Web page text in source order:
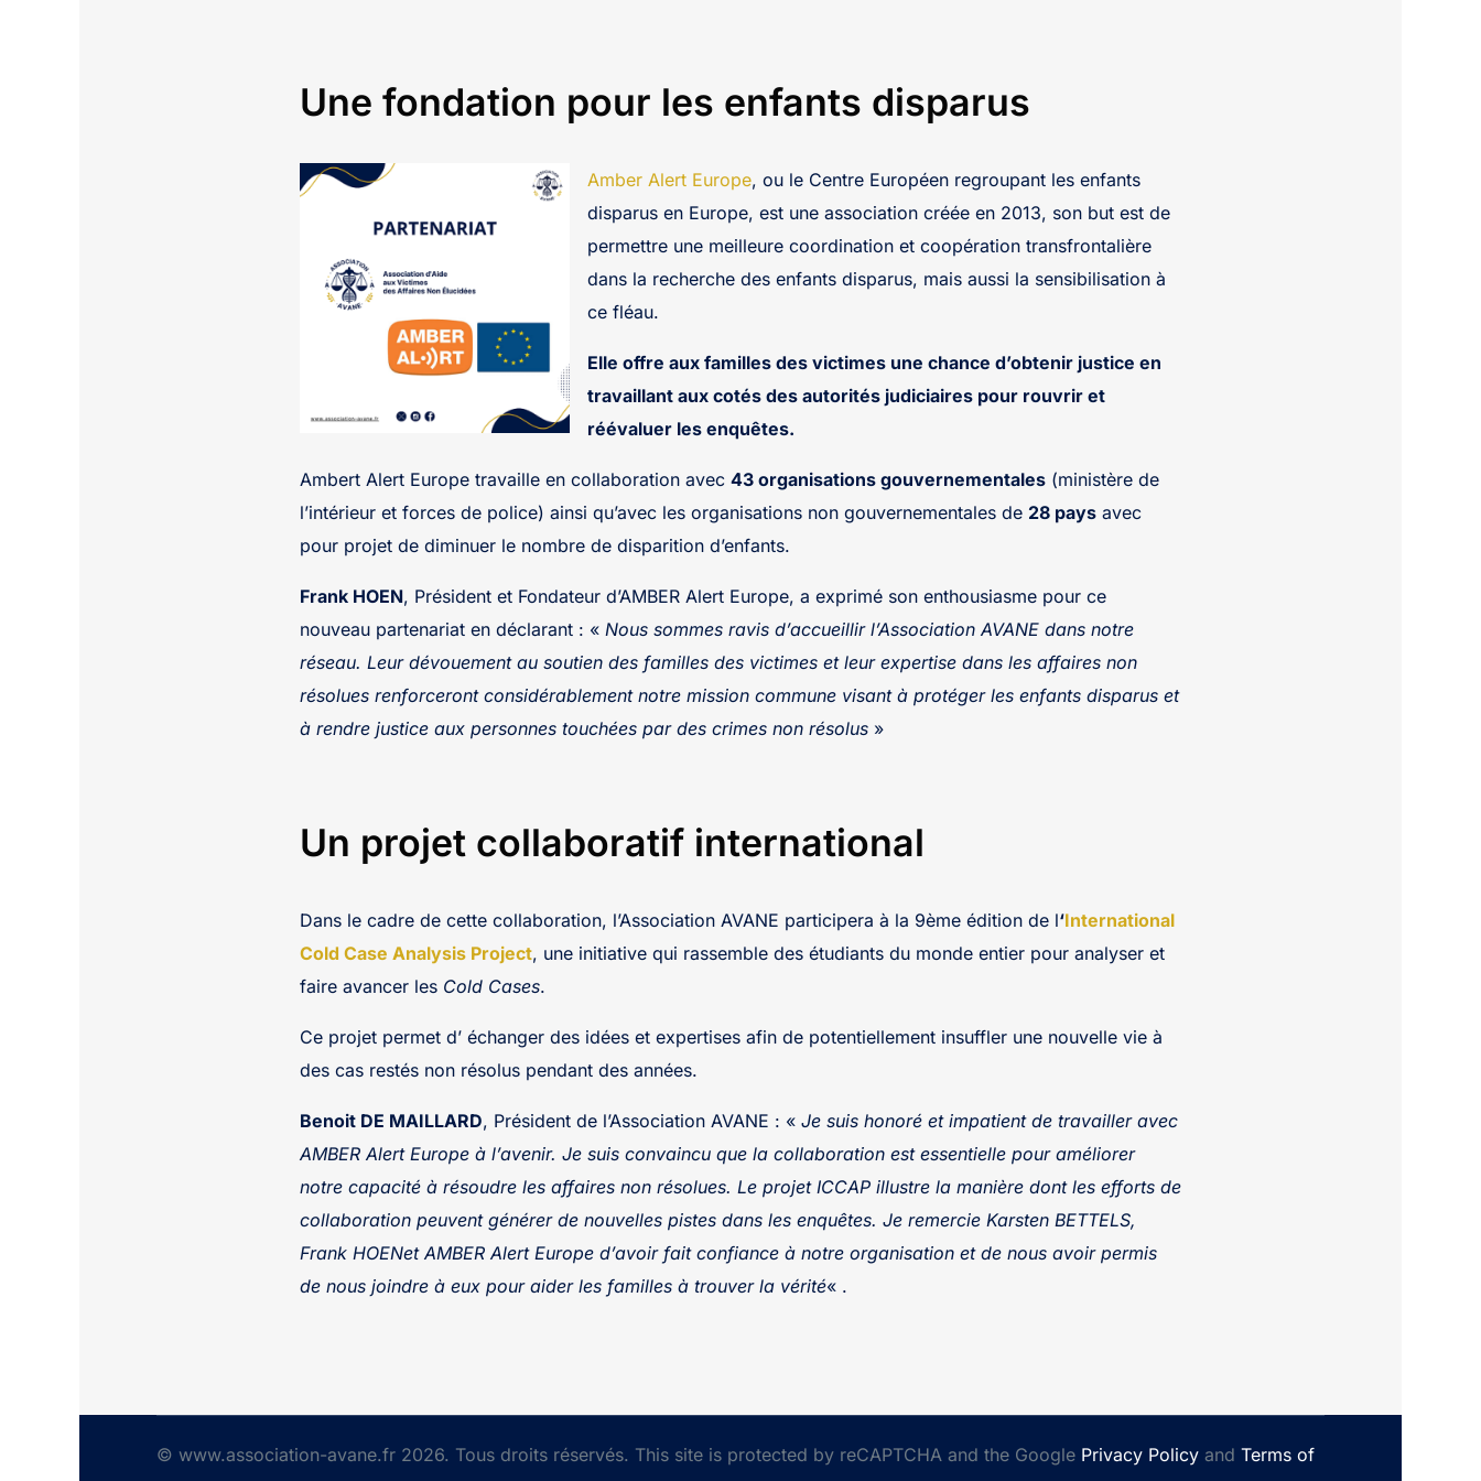
Une fondation pour les enfants disparus
Amber Alert Europe, ou le Centre Européen regroupant les enfants
disparus en Europe, est une association créée en 2013, son but est de
permettre une meilleure coordination et coopération transfrontalière
dans la recherche des enfants disparus, mais aussi la sensibilisation à
ce fléau.
Elle offre aux familles des victimes une chance d’obtenir justice en
travaillant aux cotés des autorités judiciaires pour rouvrir et
réévaluer les enquêtes.
Ambert Alert Europe travaille en collaboration avec 43 organisations gouvernementales (ministère de
l’intérieur et forces de police) ainsi qu’avec les organisations non gouvernementales de 28 pays avec
pour projet de diminuer le nombre de disparition d’enfants.
Frank HOEN, Président et Fondateur d’AMBER Alert Europe, a exprimé son enthousiasme pour ce
nouveau partenariat en déclarant : « Nous sommes ravis d’accueillir l’Association AVANE dans notre
réseau. Leur dévouement au soutien des familles des victimes et leur expertise dans les affaires non
résolues renforceront considérablement notre mission commune visant à protéger les enfants disparus et
à rendre justice aux personnes touchées par des crimes non résolus »
Un projet collaboratif international
Dans le cadre de cette collaboration, l’Association AVANE participera à la 9ème édition de l‘International
Cold Case Analysis Project, une initiative qui rassemble des étudiants du monde entier pour analyser et
faire avancer les Cold Cases.
Ce projet permet d’ échanger des idées et expertises afin de potentiellement insuffler une nouvelle vie à
des cas restés non résolus pendant des années.
Benoit DE MAILLARD, Président de l’Association AVANE : « Je suis honoré et impatient de travailler avec
AMBER Alert Europe à l’avenir. Je suis convaincu que la collaboration est essentielle pour améliorer
notre capacité à résoudre les affaires non résolues. Le projet ICCAP illustre la manière dont les efforts de
collaboration peuvent générer de nouvelles pistes dans les enquêtes. Je remercie Karsten BETTELS,
Frank HOENet AMBER Alert Europe d’avoir fait confiance à notre organisation et de nous avoir permis
de nous joindre à eux pour aider les familles à trouver la vérité« .
© www.association-avane.fr 2026. Tous droits réservés. This site is protected by reCAPTCHA and the Google Privacy Policy and Terms of